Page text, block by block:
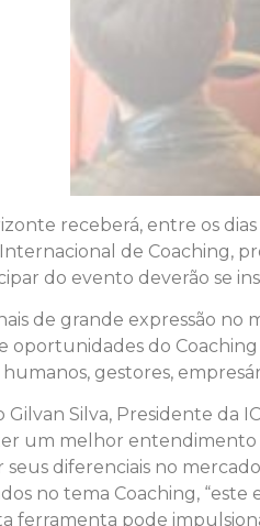
receberá, entre os
de Coaching,
do evento deverão se
de grande expressão no
oportunidades do
gestores,
Gilvan Silva, Presidente da
um melhor entendimento
seus diferenciais no
no tema Coaching,
ferramenta pode